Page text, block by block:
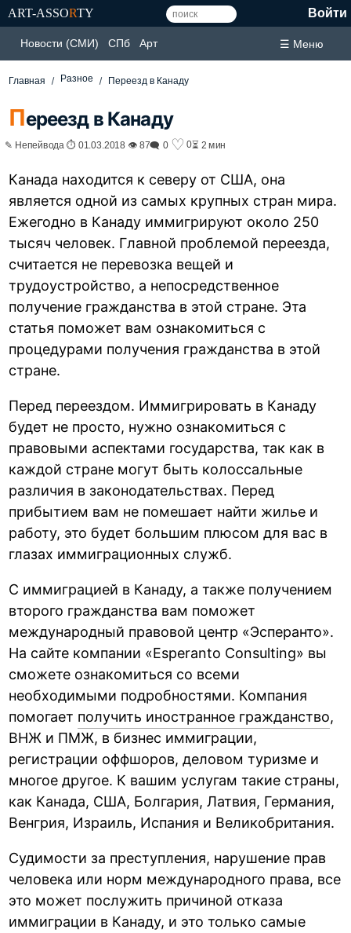
ART-ASSORTY Войти
Новости (СМИ) СПб Арт ☰ Меню
Главная Разное Переезд в Канаду
Переезд в Канаду
✎ Непейвода ⏱ 01.03.2018 👁 87🗨 0 ♡ 0⏳ 2 мин
Канада находится к северу от США, она
является одной из самых крупных стран мира.
Ежегодно в Канаду иммигрируют около 250
тысяч человек. Главной проблемой переезда,
считается не перевозка вещей и
трудоустройство, а непосредственное
получение гражданства в этой стране. Эта
статья поможет вам ознакомиться с
процедурами получения гражданства в этой
стране.
Перед переездом. Иммигрировать в Канаду
будет не просто, нужно ознакомиться с
правовыми аспектами государства, так как в
каждой стране могут быть колоссальные
различия в законодательствах. Перед
прибытием вам не помешает найти жилье и
работу, это будет большим плюсом для вас в
глазах иммиграционных служб.
С иммиграцией в Канаду, а также получением
второго гражданства вам поможет
международный правовой центр «Эсперанто».
На сайте компании «Esperanto Consulting» вы
сможете ознакомиться со всеми
необходимыми подробностями. Компания
помогает получить иностранное гражданство,
ВНЖ и ПМЖ, в бизнес иммиграции,
регистрации оффшоров, деловом туризме и
многое другое. К вашим услугам такие страны,
как Канада, США, Болгария, Латвия, Германия,
Венгрия, Израиль, Испания и Великобритания.
Судимости за преступления, нарушение прав
человека или норм международного права, все
это может послужить причиной отказа
иммиграции в Канаду, и это только самые